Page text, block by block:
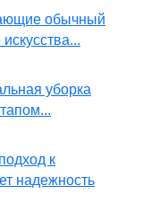
обычный
уборка
к
надежность